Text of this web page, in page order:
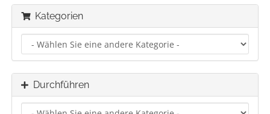
Kategorien
Durchführen